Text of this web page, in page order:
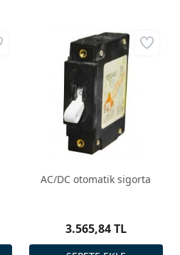
AC/DC otomatik sigorta
3.565,84 TL